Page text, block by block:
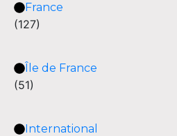
France
(127)
Île de France
(51)
International